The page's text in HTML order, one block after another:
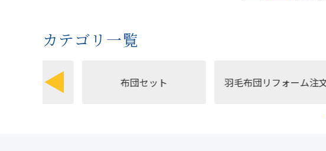
カテゴリ一覧
布団セット 羽毛布団リフォーム注文